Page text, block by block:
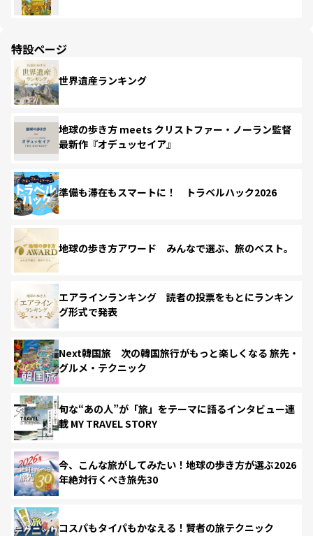
特設ページ
世界遺産ランキング
地球の歩き方 meets クリストファー・ノーラン監督
最新作『オデュッセイア』
準備も滞在もスマートに！ トラベルハック2026
地球の歩き方アワード みんなで選ぶ、旅のベスト。
エアラインランキング 読者の投票をもとにランキン
グ形式で発表
Next韓国旅 次の韓国旅行がもっと楽しくなる 旅先・
グルメ・テクニック
旬な“あの人”が「旅」をテーマに語るインタビュー連
載 MY TRAVEL STORY
今、こんな旅がしてみたい！地球の歩き方が選ぶ2026
年絶対行くべき旅先30
コスパもタイパもかなえる！賢者の旅テクニック